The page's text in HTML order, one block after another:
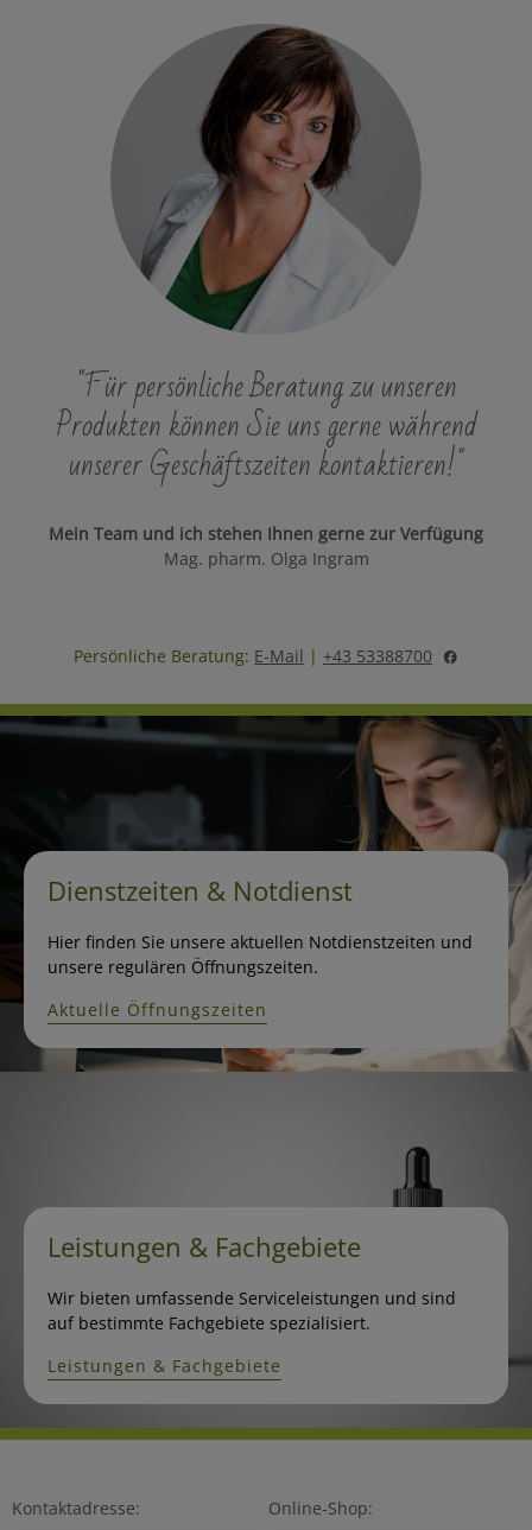
"Für persönliche Beratung zu unseren
Produkten können Sie uns gerne während
unserer Geschäftszeiten kontaktieren!"
Mein Team und ich stehen Ihnen gerne zur Verfügung
Mag. pharm. Olga Ingram
Persönliche Beratung: E-Mail | +43 53388700
Dienstzeiten & Notdienst
Hier finden Sie unsere aktuellen Notdienstzeiten und
unsere regulären Öffnungszeiten.
Aktuelle Öffnungszeiten
Leistungen & Fachgebiete
Wir bieten umfassende Serviceleistungen und sind
auf bestimmte Fachgebiete spezialisiert.
Leistungen & Fachgebiete
Kontaktadresse: Online-Shop: